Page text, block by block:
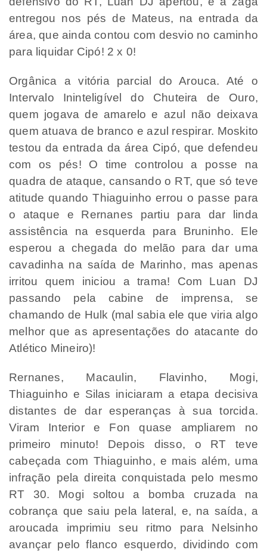
entregou nos pés de Mateus, na entrada da
área, que ainda contou com desvio no caminho
para liquidar Cipó! 2 x 0!
Orgânica a vitória parcial do Arouca. Até o
Intervalo Ininteligível do Chuteira de Ouro,
quem jogava de amarelo e azul não deixava
quem atuava de branco e azul respirar. Moskito
testou da entrada da área Cipó, que defendeu
com os pés! O time controlou a posse na
quadra de ataque, cansando o RT, que só teve
atitude quando Thiaguinho errou o passe para
o ataque e Rernanes partiu para dar linda
assistência na esquerda para Bruninho. Ele
esperou a chegada do melão para dar uma
cavadinha na saída de Marinho, mas apenas
irritou quem iniciou a trama! Com Luan DJ
passando pela cabine de imprensa, se
chamando de Hulk (mal sabia ele que viria algo
melhor que as apresentações do atacante do
Atlético Mineiro)!
Rernanes, Macaulin, Flavinho, Mogi,
Thiaguinho e Silas iniciaram a etapa decisiva
distantes de dar esperanças à sua torcida.
Viram Interior e Fon quase ampliarem no
primeiro minuto! Depois disso, o RT teve
cabeçada com Thiaguinho, e mais além, uma
infração pela direita conquistada pelo mesmo
RT 30. Mogi soltou a bomba cruzada na
cobrança que saiu pela lateral, e, na saída, a
aroucada imprimiu seu ritmo para Nelsinho
avançar pelo flanco esquerdo, dividindo com